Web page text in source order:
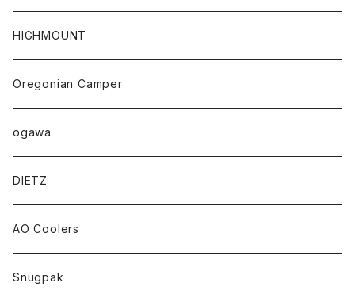
HIGHMOUNT
Oregonian Camper
ogawa
DIETZ
AO Coolers
Snugpak